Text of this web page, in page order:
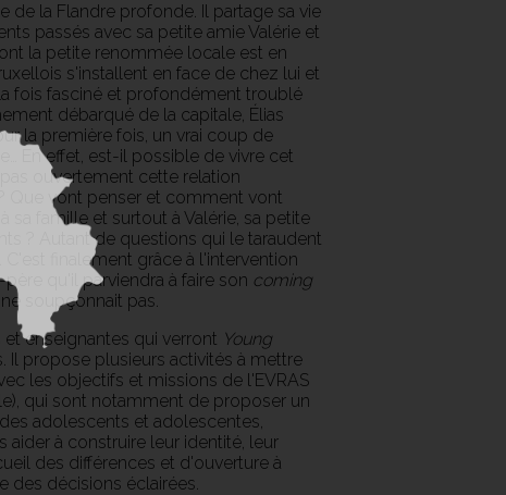
de la Flandre profonde. Il partage sa vie
passés avec sa petite amie Valérie et
la petite renommée locale est en
s'installent en face de chez lui et
fois fasciné et profondément troublé
débarqué de la capitale, Élias
la première fois, un vrai coup de
En effet, est-il possible de vivre cet
ouvertement cette relation
Que vont penser et comment vont
famille et surtout à Valérie, sa petite
? Autant de questions qui le taraudent
finalement grâce à l'intervention
qu'il parviendra à faire son coming
soupçonnait pas.
et enseignantes qui verront Young
Il propose plusieurs activités à mettre
les objectifs et missions de l'EVRAS
qui sont notamment de proposer un
adolescents et adolescentes,
à construire leur identité, leur
des différences et d'ouverture à
des décisions éclairées.